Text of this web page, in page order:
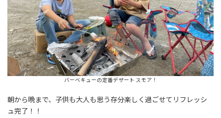
バーベキューの定番デザート スモア！
朝から晩まで、子供も大人も思う存分楽しく過ごせてリフレッシ
ュ完了！！